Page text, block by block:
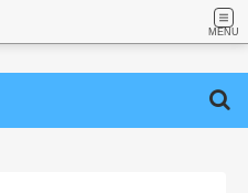
MENU